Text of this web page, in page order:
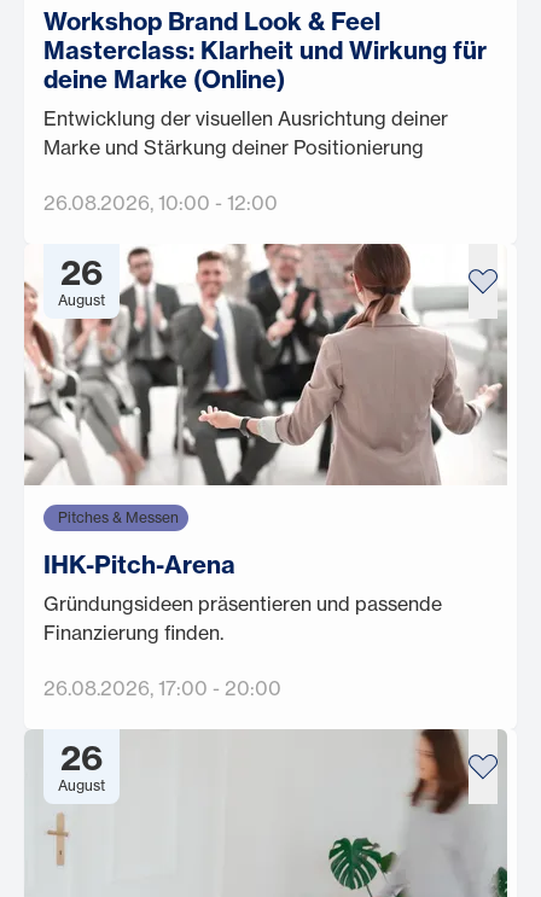
Workshop Brand Look & Feel
Masterclass: Klarheit und Wirkung für
deine Marke (Online)
Entwicklung der visuellen Ausrichtung deiner
Marke und Stärkung deiner Positionierung
26.08.2026, 10:00 - 12:00
26
August
Pitches & Messen
IHK-Pitch-Arena
Gründungsideen präsentieren und passende
Finanzierung finden.
26.08.2026, 17:00 - 20:00
26
August